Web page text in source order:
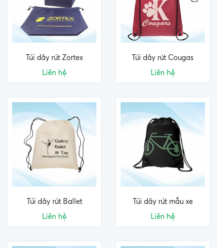
Túi dây rút Zortex
Liên hệ
Túi dây rút Cougas
Liên hệ
Túi dây rút Ballet
Liên hệ
Túi dây rút mẫu xe
Liên hệ